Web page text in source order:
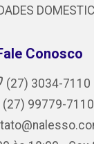
Conosco
(27) 3034-7110
(27) 99779-7110